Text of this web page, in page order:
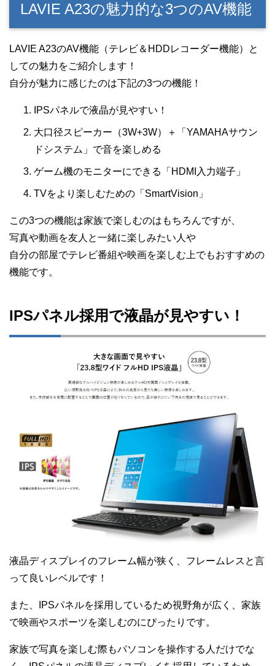
LAVIE A23の魅力的な3つのAV機能
LAVIE A23のAV機能（テレビ＆HDDレコーダー機能）と
しての魅力をご紹介します！
自分が魅力に感じたのは下記の3つの機能！
IPSパネルで液晶が見やすい！
大口径スピーカー（3W+3W）＋「YAMAHAサウン
ドシステム」で音を楽しめる
ゲーム機のモニターにできる「HDMI入力端子」
TVをより楽しむための「SmartVision」
この3つの機能は家族で楽しむのはもちろんですが、
写真や動画を友人と一緒に楽しみたい人や
自分の部屋でテレビ番組や映画を楽しむ上でもおすすめの
機能です。
IPSパネル採用で液晶が見やすい！
液晶ディスプレイのフレーム幅が狭く、フレームレスと言
って良いレベルです！
また、IPSパネルを採用しているため視野角が広く、家族
で映画やスポーツを楽しむのにぴったりです。
家族で写真を楽しむ際もパソコンを操作する人だけでな